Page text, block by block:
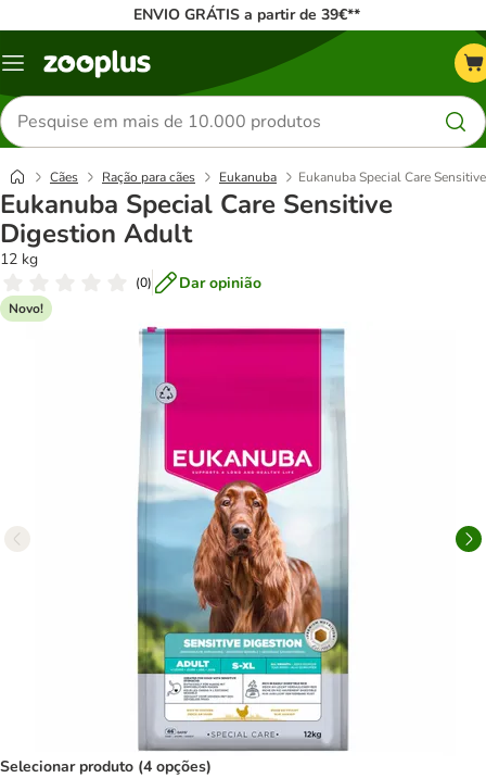
ENVIO GRÁTIS a partir de 39€**
Menu
Pesquisar
produtos
Cães Ração para cães Eukanuba Eukanuba Special Care
Eukanuba Special Care Sensitive
Digestion Adult
12 kg
(0) Dar opinião
Novo!
Selecionar produto (4 opções)